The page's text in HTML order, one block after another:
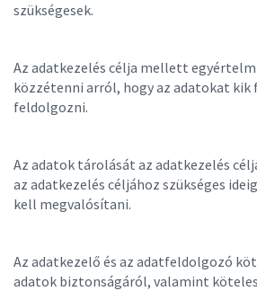
szükségesek.
Az adatkezelés célja mellett
közzétenni arról, hogy az adatokat
feldolgozni.
Az adatok tárolását az adatkezelés
az adatkezelés céljához szükséges
kell megvalósítani.
Az adatkezelő és az adatfeldolgozó
adatok biztonságáról, valamint